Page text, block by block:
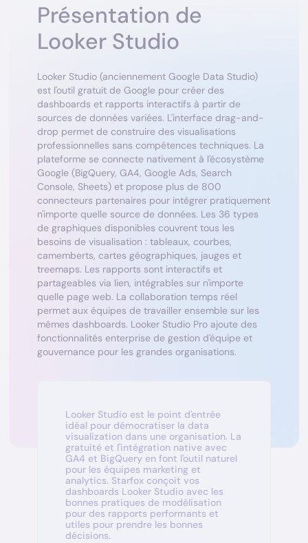
Présentation de
Looker Studio
Looker Studio (anciennement Google Data Studio)
est l'outil gratuit de Google pour créer des
dashboards et rapports interactifs à partir de
sources de données variées. L'interface drag-and-
drop permet de construire des visualisations
professionnelles sans compétences techniques. La
plateforme se connecte nativement à l'écosystème
Google (BigQuery, GA4, Google Ads, Search
Console, Sheets) et propose plus de 800
connecteurs partenaires pour intégrer pratiquement
n'importe quelle source de données. Les 36 types
de graphiques disponibles couvrent tous les
besoins de visualisation : tableaux, courbes,
camemberts, cartes géographiques, jauges et
treemaps. Les rapports sont interactifs et
partageables via lien, intégrables sur n'importe
quelle page web. La collaboration temps réel
permet aux équipes de travailler ensemble sur les
mêmes dashboards. Looker Studio Pro ajoute des
fonctionnalités enterprise de gestion d'équipe et
gouvernance pour les grandes organisations.
Looker Studio est le point d'entrée
idéal pour démocratiser la data
visualization dans une organisation. La
gratuité et l'intégration native avec
GA4 et BigQuery en font l'outil naturel
pour les équipes marketing et
analytics. Starfox conçoit vos
dashboards Looker Studio avec les
bonnes pratiques de modélisation
pour des rapports performants et
utiles pour prendre les bonnes
décisions.